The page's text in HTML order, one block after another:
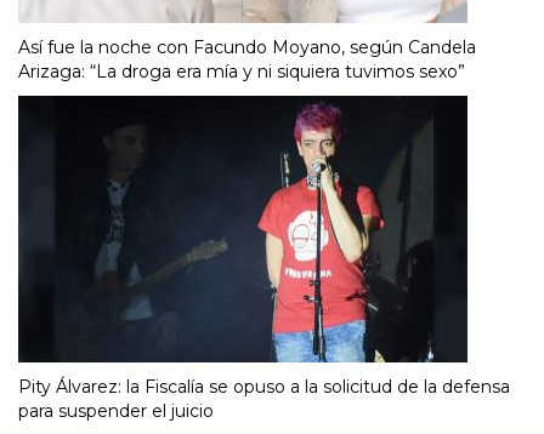
Así fue la noche con Facundo Moyano, según Candela
Arizaga: “La droga era mía y ni siquiera tuvimos sexo”
Pity Álvarez: la Fiscalía se opuso a la solicitud de la defensa
para suspender el juicio